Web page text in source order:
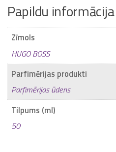
boss-
boss-
the
daudzums
Papildu informācija
Zīmols
HUGO BOSS
Parfimērijas produkti
Parfimērijas ūdens
Tilpums (ml)
50